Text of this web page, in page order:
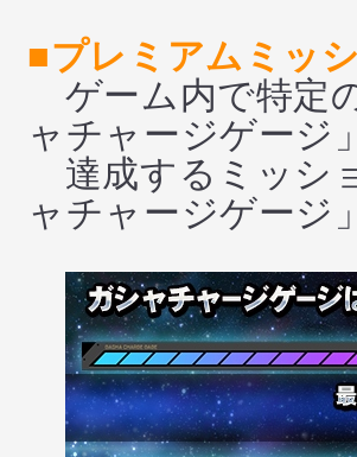
■プレミアムミッ
ゲーム内で特定
ャチャージゲージ
達成するミッシ
ャチャージゲージ